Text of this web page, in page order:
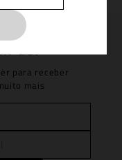
us!
para receber
mais